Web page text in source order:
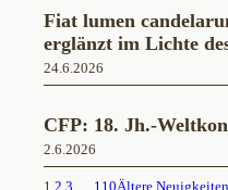
Fiat lumen
erglänzt im Lichte
24.6.2026
CFP: 18. Jh.-
2.6.2026
1 2 3 … 110Ältere Neuigkeiten